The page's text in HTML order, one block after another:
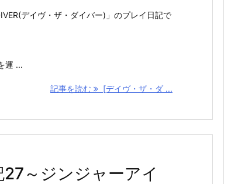
デイヴ・ザ・ダイバー)」のプレイ日記で
運 ...
記事を読む [デイヴ・ザ・ダ ...
～ジンジャーアイ